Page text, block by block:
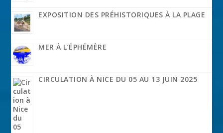
EXPOSITION DES PRÉHISTORIQUES À LA PLAGE
MER À L’ÉPHÉMÈRE
CIRCULATION À NICE DU 05 AU 13 JUIN 2025